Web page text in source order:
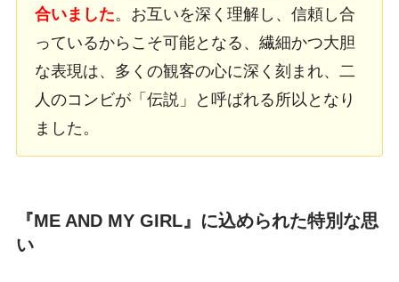
合いました。お互いを深く理解し、信頼し合
っているからこそ可能となる、繊細かつ大胆
な表現は、多くの観客の心に深く刻まれ、二
人のコンビが「伝説」と呼ばれる所以となり
ました。
『ME AND MY GIRL』に込められた特別な思
い